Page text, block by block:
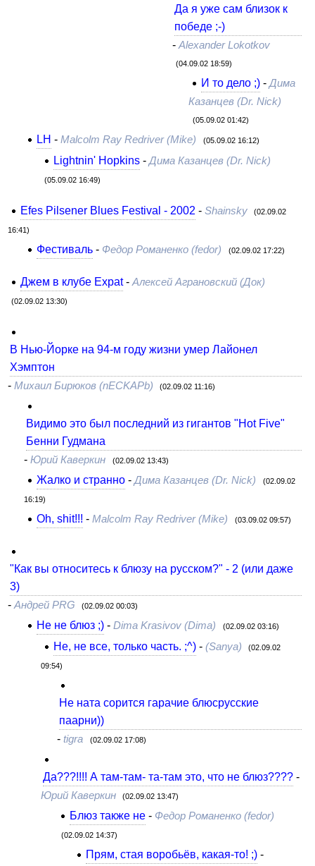
Да я уже сам близок к
победе ;-)
- Alexander Lokotkov
(04.09.02 18:59)
И то дело ;) -Дима
Казанцев (Dr. Nick)
(05.09.02 01:42)
LH -Malcolm Ray Redriver (Mike) (05.09.02 16:12)
Lightnin' Hopkins- Дима Казанцев (Dr. Nick)
(05.09.02 16:49)
Efes Pilsener Blues Festival - 2002 - Shainsky (02.09.02
16:41)
Фестиваль - Федор Романенко (fedor) (02.09.02 17:22)
Джем в клубе Expat- Алексей Аграновский (Док)
(02.09.02 13:30)
В Нью-Йорке на 94-м году жизни умер Лайонел
Хэмптон
- Михаил Бирюков (nECKAPb) (02.09.02 11:16)
Видимо это был последний из гигантов "Hot Five"
Бенни Гудмана
-Юрий Каверкин (02.09.02 13:43)
Жалко и странно -Дима Казанцев (Dr. Nick) (02.09.02
16:19)
Oh, shit!!! -Malcolm Ray Redriver (Mike) (03.09.02 09:57)
"Как вы относитесь к блюзу на русском?" - 2 (или даже
3)
- Андрей PRG (02.09.02 00:03)
Не не блюз ;) -Dima Krasivov (Dima) (02.09.02 03:16)
Не, не все, только часть. ;^)- (Sanya) (02.09.02
09:54)
Не ната сорится гарачие блюсрусские
паарни))
- tigra (02.09.02 17:08)
Да???!!!! А там-там- та-там это, что не блюз????-
Юрий Каверкин (02.09.02 13:47)
Блюз также не- Федор Романенко (fedor)
(02.09.02 14:37)
Прям, стая воробьёв, какая-то! ;) -